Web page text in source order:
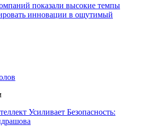
показали высокие темпы
инновации в ощутимый
Усиливает Безопасность: